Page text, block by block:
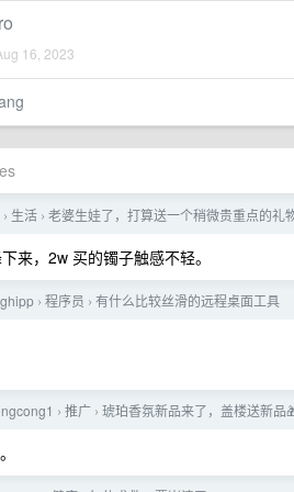
16, 2023
› 生活 › 老婆生娃了，打算送一个稍微贵重点的礼
来，2w 买的镯子触感不轻。
› 程序员 › 有什么比较丝滑的远程桌面工具
› 推广 › 琥珀香氛新品来了，盖楼送新品